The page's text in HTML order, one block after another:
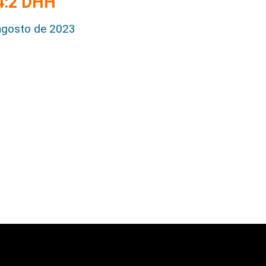
de 2023